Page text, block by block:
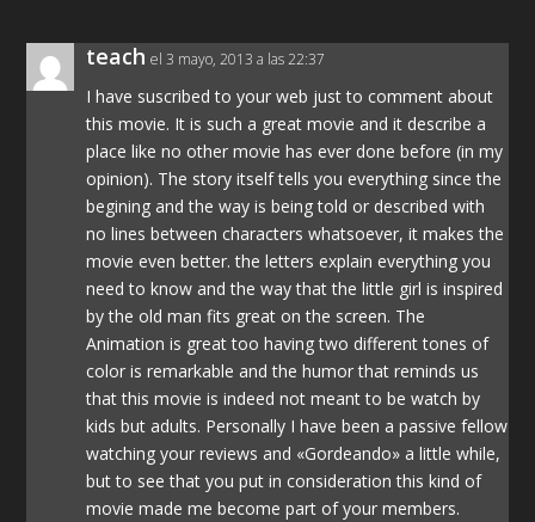
teach el 3 mayo, 2013 a las 22:37
I have suscribed to your web just to comment about
this movie. It is such a great movie and it describe a
place like no other movie has ever done before (in my
opinion). The story itself tells you everything since the
begining and the way is being told or described with
no lines between characters whatsoever, it makes the
movie even better. the letters explain everything you
need to know and the way that the little girl is inspired
by the old man fits great on the screen. The
Animation is great too having two different tones of
color is remarkable and the humor that reminds us
that this movie is indeed not meant to be watch by
kids but adults. Personally I have been a passive fellow
watching your reviews and «Gordeando» a little while,
but to see that you put in consideration this kind of
movie made me become part of your members.